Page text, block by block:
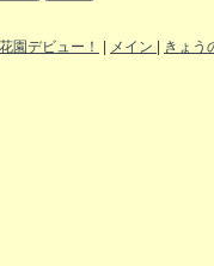
園デビュー！ メイン きょ